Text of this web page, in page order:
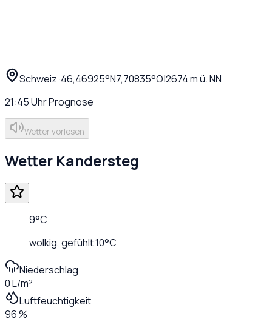
Schweiz··46,46925°N7,70835°O|2674m ü. NN
21:45UhrPrognose
Wetter vorlesen
Wetter Kandersteg
9°C
wolkig, gefühlt10°C
Niederschlag
0 L/m²
Luftfeuchtigkeit
96 %